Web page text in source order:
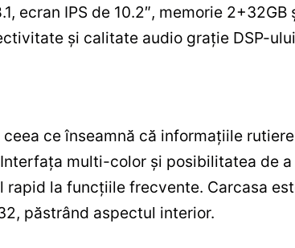
ecran IPS de 10.2″, memorie 2+32GB
și calitate audio grație DSP-
ce înseamnă că informațiile
multi-color și posibilitatea de a
la funcțiile frecvente. Carcasa
păstrând aspectul interior.